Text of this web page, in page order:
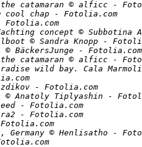
catamaran © alficc -
cool chap - Fotolia.com
concept © Subbotina
© Sandra Knopp -
© BäckersJunge - Fotolia.com
catamaran © alficc -
wild bay. Cala
- Fotolia.com
© Anatoly Tiplyashin -
- Fotolia.com
- Fotolia.com
Germany © Henlisatho -